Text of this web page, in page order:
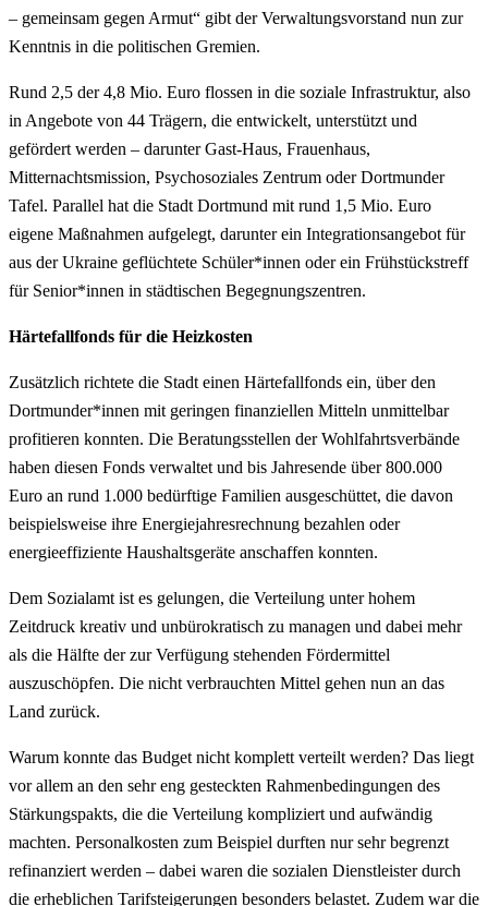
– gemeinsam gegen Armut“ gibt der Verwaltungsvorstand nun zur
Kenntnis in die politischen Gremien.
Rund 2,5 der 4,8 Mio. Euro flossen in die soziale Infrastruktur, also
in Angebote von 44 Trägern, die entwickelt, unterstützt und
gefördert werden – darunter Gast-Haus, Frauenhaus,
Mitternachtsmission, Psychosoziales Zentrum oder Dortmunder
Tafel. Parallel hat die Stadt Dortmund mit rund 1,5 Mio. Euro
eigene Maßnahmen aufgelegt, darunter ein Integrationsangebot für
aus der Ukraine geflüchtete Schüler*innen oder ein Frühstückstreff
für Senior*innen in städtischen Begegnungszentren.
Härtefallfonds für die Heizkosten
Zusätzlich richtete die Stadt einen Härtefallfonds ein, über den
Dortmunder*innen mit geringen finanziellen Mitteln unmittelbar
profitieren konnten. Die Beratungsstellen der Wohlfahrtsverbände
haben diesen Fonds verwaltet und bis Jahresende über 800.000
Euro an rund 1.000 bedürftige Familien ausgeschüttet, die davon
beispielsweise ihre Energiejahresrechnung bezahlen oder
energieeffiziente Haushaltsgeräte anschaffen konnten.
Dem Sozialamt ist es gelungen, die Verteilung unter hohem
Zeitdruck kreativ und unbürokratisch zu managen und dabei mehr
als die Hälfte der zur Verfügung stehenden Fördermittel
auszuschöpfen. Die nicht verbrauchten Mittel gehen nun an das
Land zurück.
Warum konnte das Budget nicht komplett verteilt werden? Das liegt
vor allem an den sehr eng gesteckten Rahmenbedingungen des
Stärkungspakts, die die Verteilung kompliziert und aufwändig
machten. Personalkosten zum Beispiel durften nur sehr begrenzt
refinanziert werden – dabei waren die sozialen Dienstleister durch
die erheblichen Tarifsteigerungen besonders belastet. Zudem war die